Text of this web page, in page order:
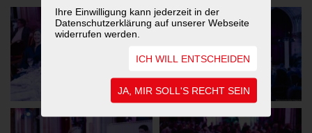
Ihre Einwilligung kann jederzeit in der
Datenschutzerklärung auf unserer Webseite
widerrufen werden.
ICH WILL ENTSCHEIDEN
JA, MIR SOLL'S RECHT SEIN